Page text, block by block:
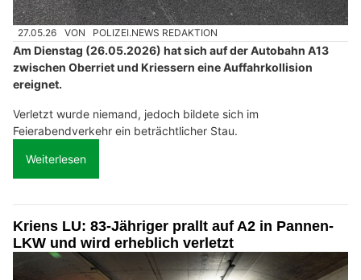
27.05.26 VON POLIZEI.NEWS REDAKTION
Am Dienstag (26.05.2026) hat sich auf der Autobahn A13
zwischen Oberriet und Kriessern eine Auffahrkollision
ereignet.
Verletzt wurde niemand, jedoch bildete sich im
Feierabendverkehr ein beträchtlicher Stau.
Weiterlesen
Kriens LU: 83-Jähriger prallt auf A2 in Pannen-
LKW und wird erheblich verletzt